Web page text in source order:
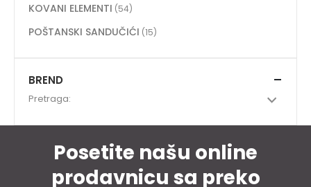
KOVANI ELEMENTI (54)
POŠTANSKI SANDUČIĆI (15)
BREND
Pretraga:
Posetite našu online
prodavnicu sa preko